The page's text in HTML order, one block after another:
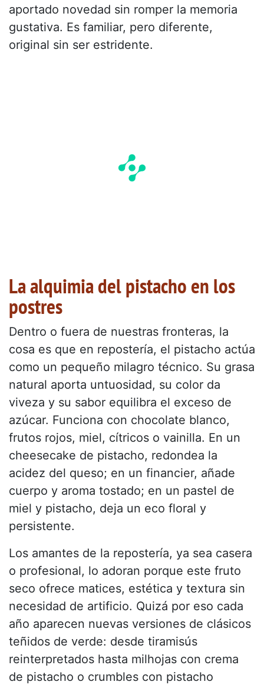
aportado novedad sin romper la memoria
gustativa. Es familiar, pero diferente,
original sin ser estridente.
La alquimia del pistacho en los
postres
Dentro o fuera de nuestras fronteras, la
cosa es que en repostería, el pistacho actúa
como un pequeño milagro técnico. Su grasa
natural aporta untuosidad, su color da
viveza y su sabor equilibra el exceso de
azúcar. Funciona con chocolate blanco,
frutos rojos, miel, cítricos o vainilla. En un
cheesecake de pistacho, redondea la
acidez del queso; en un financier, añade
cuerpo y aroma tostado; en un pastel de
miel y pistacho, deja un eco floral y
persistente.
Los amantes de la repostería, ya sea casera
o profesional, lo adoran porque este fruto
seco ofrece matices, estética y textura sin
necesidad de artificio. Quizá por eso cada
año aparecen nuevas versiones de clásicos
teñidos de verde: desde tiramisús
reinterpretados hasta milhojas con crema
de pistacho o crumbles con pistacho